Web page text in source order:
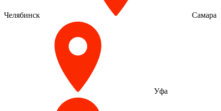
Челябинск Самара
Уфа